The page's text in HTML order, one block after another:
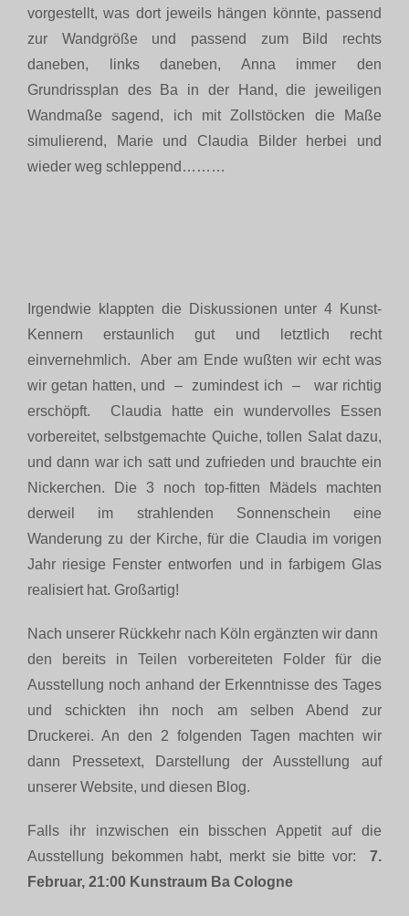
vorgestellt, was dort jeweils hängen könnte, passend
zur Wandgröße und passend zum Bild rechts
daneben, links daneben, Anna immer den
Grundrissplan des Ba in der Hand, die jeweiligen
Wandmaße sagend, ich mit Zollstöcken die Maße
simulierend, Marie und Claudia Bilder herbei und
wieder weg schleppend………
Irgendwie klappten die Diskussionen unter 4 Kunst-
Kennern erstaunlich gut und letztlich recht
einvernehmlich. Aber am Ende wußten wir echt was
wir getan hatten, und – zumindest ich – war richtig
erschöpft. Claudia hatte ein wundervolles Essen
vorbereitet, selbstgemachte Quiche, tollen Salat dazu,
und dann war ich satt und zufrieden und brauchte ein
Nickerchen. Die 3 noch top-fitten Mädels machten
derweil im strahlenden Sonnenschein eine
Wanderung zu der Kirche, für die Claudia im vorigen
Jahr riesige Fenster entworfen und in farbigem Glas
realisiert hat. Großartig!
Nach unserer Rückkehr nach Köln ergänzten wir dann
den bereits in Teilen vorbereiteten Folder für die
Ausstellung noch anhand der Erkenntnisse des Tages
und schickten ihn noch am selben Abend zur
Druckerei. An den 2 folgenden Tagen machten wir
dann Pressetext, Darstellung der Ausstellung auf
unserer Website, und diesen Blog.
Falls ihr inzwischen ein bisschen Appetit auf die
Ausstellung bekommen habt, merkt sie bitte vor: 7.
Februar, 21:00 Kunstraum Ba Cologne